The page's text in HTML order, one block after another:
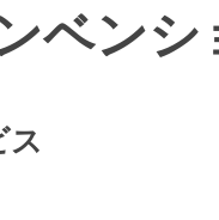
ベン
ス